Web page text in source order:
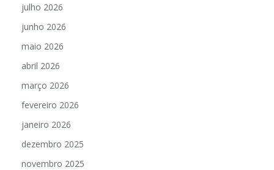
julho 2026
junho 2026
maio 2026
abril 2026
março 2026
fevereiro 2026
janeiro 2026
dezembro 2025
novembro 2025